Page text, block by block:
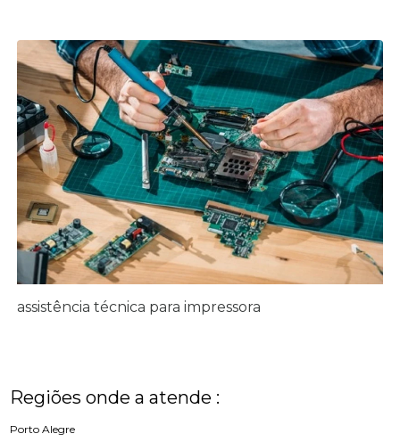
assistência técnica para impressora
Regiões onde a atende :
Porto Alegre